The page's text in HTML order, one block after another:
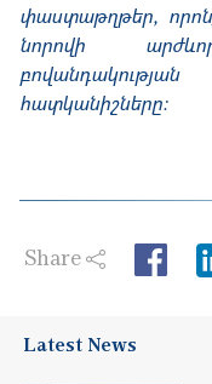
փաստաթղթեր,
նորովի
հատկանիշները:
Share
Latest News